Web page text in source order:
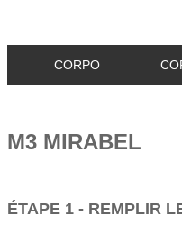
CORPO
M3 MIRABEL
ÉTAPE 1 - REMPLIR